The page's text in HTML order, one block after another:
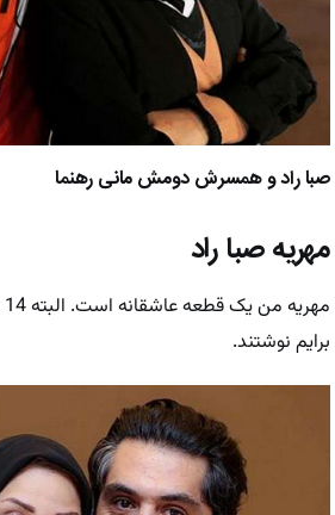
صبا راد و همسرش دومش مانی رهنما
مهریه صبا راد
برایم نوشتند.